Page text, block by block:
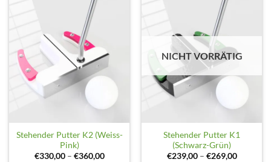
Produktseite
gewählt
werden
Produktseite
gewählt
werden
Stehender Putter K2 (Weiss-
Pink)
€330,00– €360,00
NICHT VORRÄTIG
Stehender Putter K1
(Schwarz-Grün)
€239,00– €269,00